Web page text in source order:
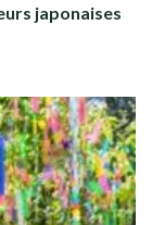
japonaises